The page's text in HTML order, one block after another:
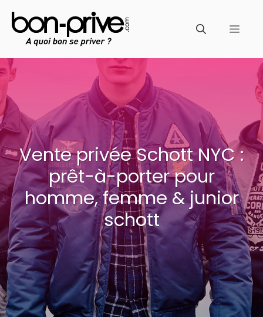
au
contenu
Vente privée Schott NYC :
prêt-à-porter pour
homme, femme & junior
schott